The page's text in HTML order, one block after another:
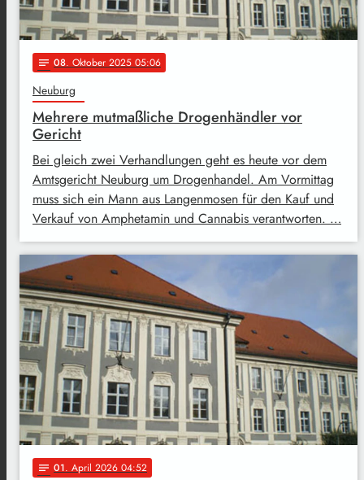
notes 08. Oktober 2025 05:06
Neuburg
Mehrere mutmaßliche Drogenhändler vor
Gericht
Bei gleich zwei Verhandlungen geht es heute vor dem
Amtsgericht Neuburg um Drogenhandel. Am Vormittag
muss sich ein Mann aus Langenmosen für den Kauf und
Verkauf von Amphetamin und Cannabis verantworten. …
notes 01. April 2026 04:52